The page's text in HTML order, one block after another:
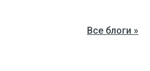
Все блоги »